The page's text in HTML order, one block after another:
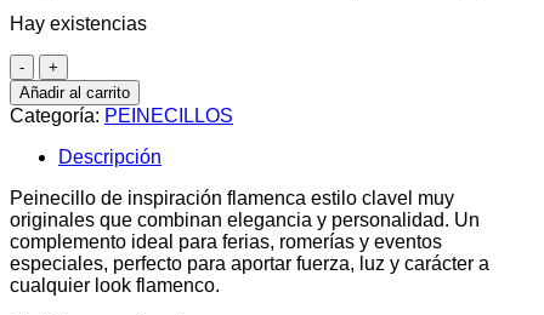
Hay existencias
Peinecillo
Clavel
Coral
cantidad
Añadir al carrito
Categoría: PEINECILLOS
Descripción
Peinecillo de inspiración flamenca estilo clavel muy
originales que combinan elegancia y personalidad. Un
complemento ideal para ferias, romerías y eventos
especiales, perfecto para aportar fuerza, luz y carácter a
cualquier look flamenco.